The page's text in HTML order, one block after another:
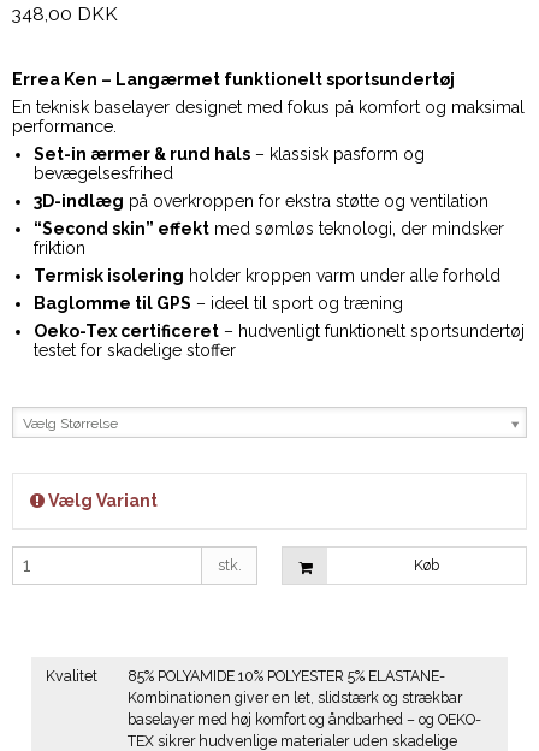
348,00 DKK
Errea Ken – Langærmet funktionelt sportsundertøj
En teknisk baselayer designet med fokus på komfort og maksimal
performance.
Set-in ærmer & rund hals– klassisk pasform og
bevægelsesfrihed
3D-indlæg på overkroppen for ekstra støtte og ventilation
“Second skin” effektmed sømløs teknologi, der mindsker
friktion
Termisk isolering holder kroppen varm under alle forhold
Baglomme til GPS – ideel til sport og træning
Oeko-Tex certificeret– hudvenligt funktionelt sportsundertøj
testet for skadelige stoffer
Vælg Størrelse
Vælg Variant
stk. Køb
Kvalitet
85% POLYAMIDE 10% POLYESTER 5% ELASTANE-
Kombinationen giver en let, slidstærk og strækbar
baselayer med høj komfort og åndbarhed – og OEKO-
TEX sikrer hudvenlige materialer uden skadelige